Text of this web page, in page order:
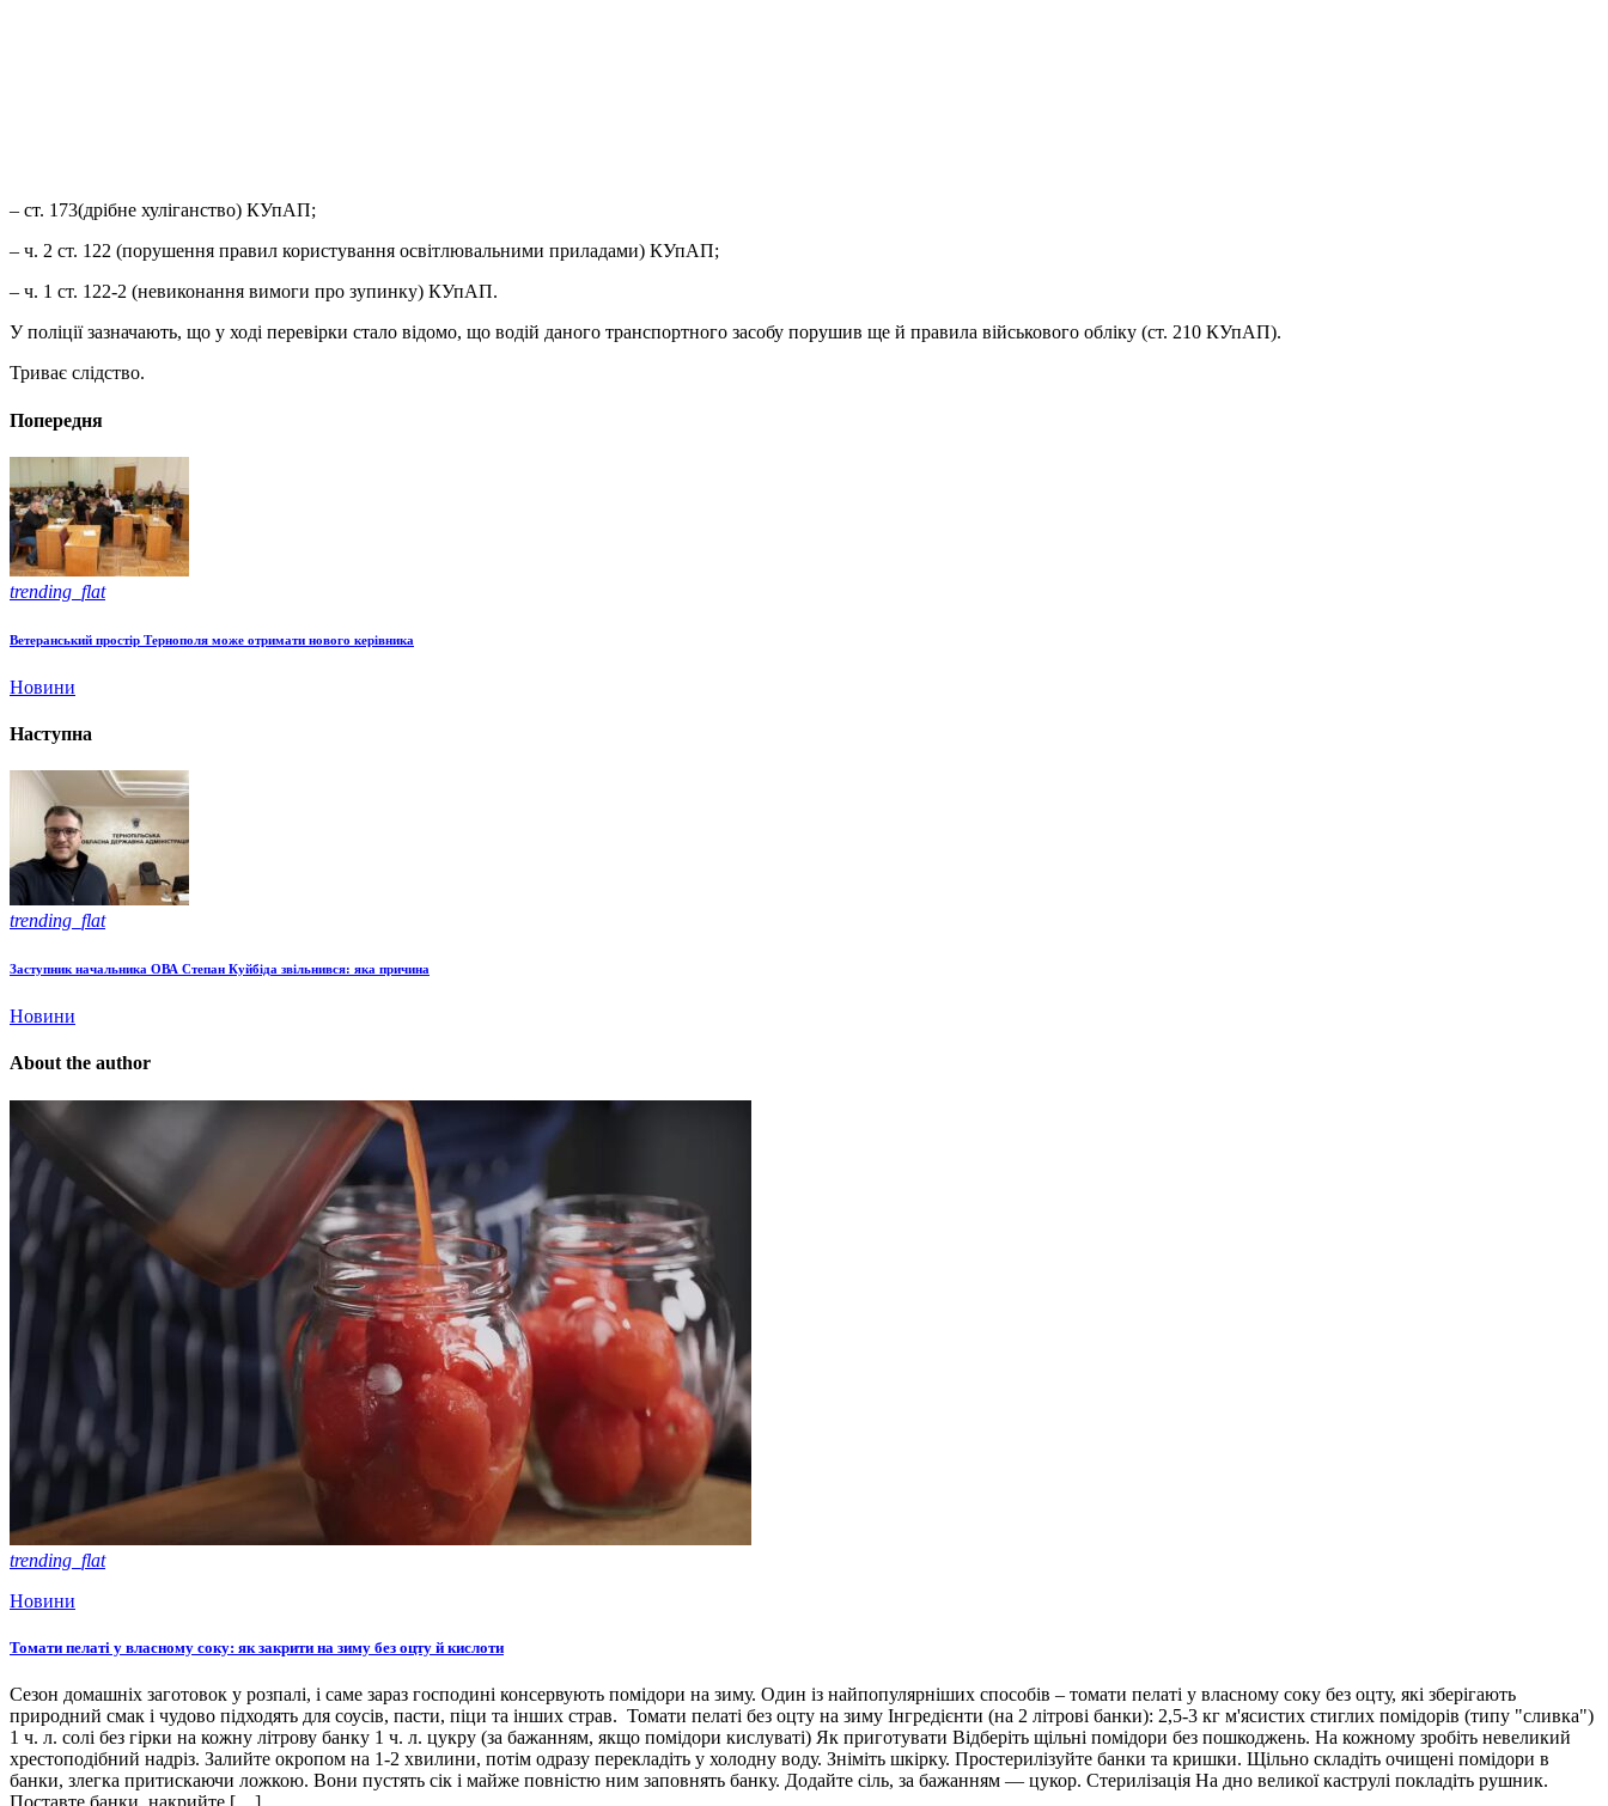
– ст. 173(дрібне хуліганство) КУпАП;
– ч. 2 ст. 122 (порушення правил користування освітлювальними приладами) КУпАП;
– ч. 1 ст. 122-2 (невиконання вимоги про зупинку) КУпАП.
У поліції зазначають, що у ході перевірки стало відомо, що водій даного транспортного засобу порушив ще й правила військового обліку (ст. 210 КУпАП).
Триває слідство.
Попередня
trending_flat
Ветеранський простір Тернополя може отримати нового керівника
Новини
Наступна
trending_flat
Заступник начальника ОВА Степан Куйбіда звільнився: яка причина
Новини
About the author
trending_flat
Новини
Томати пелаті у власному соку: як закрити на зиму без оцту й кислоти
Сезон домашніх заготовок у розпалі, і саме зараз господині консервують помідори на зиму. Один із найпопулярніших способів – томати пелаті у власному соку без оцту, які зберігають
природний смак і чудово підходять для соусів, пасти, піци та інших страв. Томати пелаті без оцту на зиму Інгредієнти (на 2 літрові банки): 2,5-3 кг м'ясистих стиглих помідорів (типу "сливка")
1 ч. л. солі без гірки на кожну літрову банку 1 ч. л. цукру (за бажанням, якщо помідори кислуваті) Як приготувати Відберіть щільні помідори без пошкоджень. На кожному зробіть невеликий
хрестоподібний надріз. Залийте окропом на 1-2 хвилини, потім одразу перекладіть у холодну воду. Зніміть шкірку. Простерилізуйте банки та кришки. Щільно складіть очищені помідори в
банки, злегка притискаючи ложкою. Вони пустять сік і майже повністю ним заповнять банку. Додайте сіль, за бажанням — цукор. Стерилізація На дно великої каструлі покладіть рушник.
Поставте банки, накрийте […]